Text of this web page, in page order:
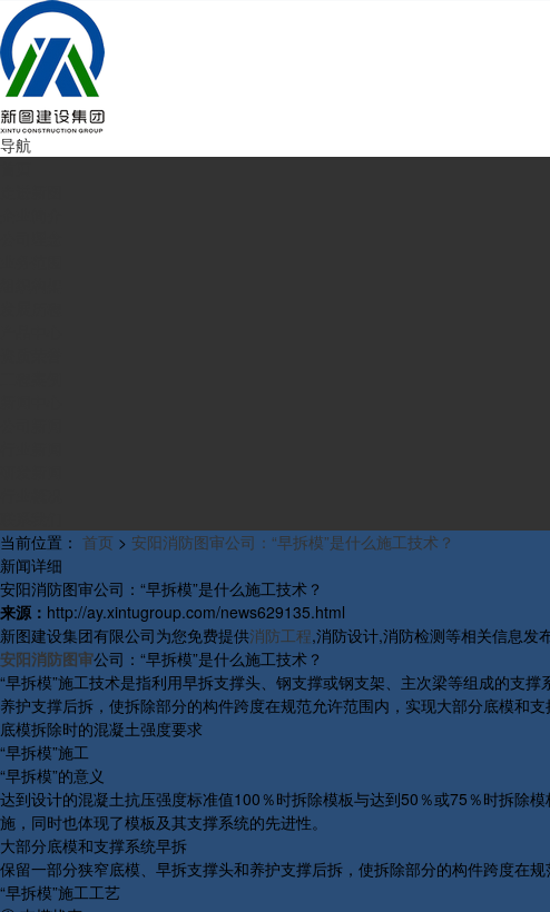
导航
当前位置： 首页 > 安阳消防图审公司：“早拆模”是什么施工技术？
新闻详细
安阳消防图审公司：“早拆模”是什么施工技术？
来源： http://ay.xintugroup.com/news629135.html
新图建设集团有限公司为您免费提供消防工程,消防设计,消防检测等相关信息发
安阳消防图审公司：“早拆模”是什么施工技术？
“早拆模”施工技术是指利用早拆支撑头、钢支撑或钢支架、主次梁等组成的支
养护支撑后拆，使拆除部分的构件跨度在规范允许范围内，实现大部分底模和支
底模拆除时的混凝土强度要求
“早拆模”施工
“早拆模”的意义
达到设计的混凝土抗压强度标准值100％时拆除模板与达到50％或75％时拆除
施，同时也体现了模板及其支撑系统的先进性。
大部分底模和支撑系统早拆
保留一部分狭窄底模、早拆支撑头和养护支撑后拆，使拆除部分的构件跨度在
“早拆模”施工工艺